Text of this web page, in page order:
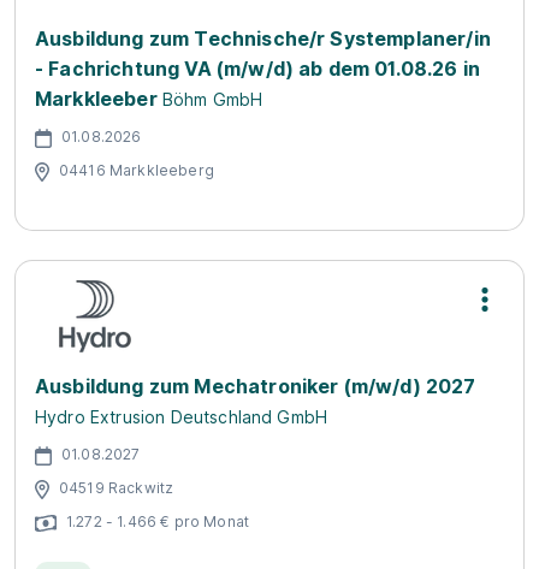
Ausbildung zum Technische/r Systemplaner/in
- Fachrichtung VA (m/w/d) ab dem 01.08.26 in
Markkleeber Böhm GmbH
01.08.2026
04416 Markkleeberg
Ausbildung zum Mechatroniker (m/w/d) 2027
Hydro Extrusion Deutschland GmbH
01.08.2027
04519 Rackwitz
1.272 - 1.466 € pro Monat